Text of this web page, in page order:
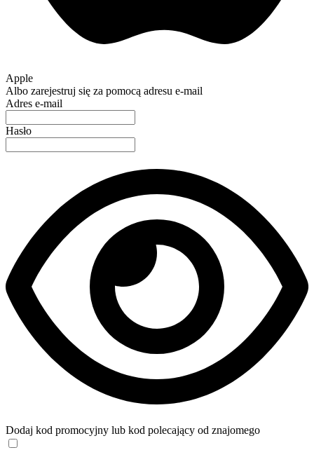
Apple
Albo zarejestruj się za pomocą adresu e-mail
Adres e-mail
Hasło
Dodaj kod promocyjny lub kod polecający od znajomego